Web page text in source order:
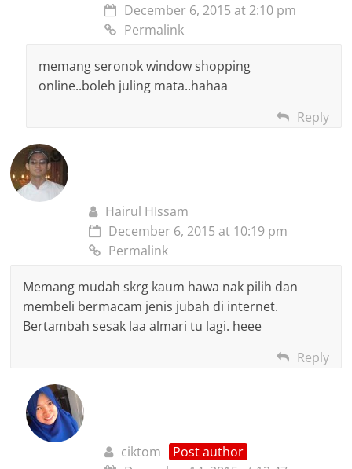
December 6, 2015 at 2:10 pm
Permalink
memang seronok window shopping
online..boleh juling mata..hahaa
Reply
Hairul HIssam
December 6, 2015 at 10:19 pm
Permalink
Memang mudah skrg kaum hawa nak pilih dan
membeli bermacam jenis jubah di internet.
Bertambah sesak laa almari tu lagi. heee
Reply
ciktom
Post author